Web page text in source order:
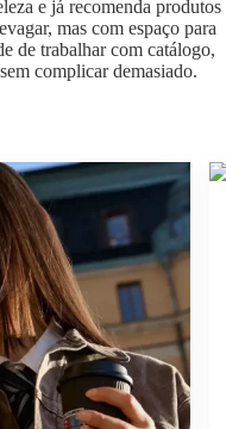
e já recomenda produtos
mas com espaço para
de trabalhar com catálogo,
complicar demasiado.